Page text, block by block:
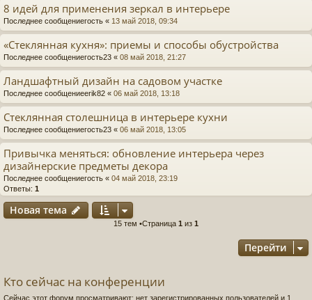
8 идей для применения зеркал в интерьере
Последнее сообщениегость « 13 май 2018, 09:34
«Стеклянная кухня»: приемы и способы обустройства
Последнее сообщениегость23 « 08 май 2018, 21:27
Ландшафтный дизайн на садовом участке
Последнее сообщениеerik82 « 06 май 2018, 13:18
Стеклянная столешница в интерьере кухни
Последнее сообщениегость23 « 06 май 2018, 13:05
Привычка меняться: обновление интерьера через
дизайнерские предметы декора
Последнее сообщениегость « 04 май 2018, 23:19
Ответы: 1
Новая тема
15 тем •Страница 1 из 1
Перейти
Кто сейчас на конференции
Сейчас этот форум просматривают: нет зарегистрированных пользователей и 1